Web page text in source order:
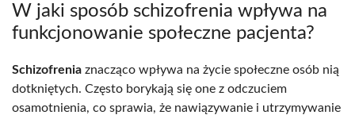
W jaki sposób schizofrenia wpływa na
funkcjonowanie społeczne pacjenta?
Schizofrenia znacząco wpływa na życie społeczne osób nią
dotkniętych. Często borykają się one z odczuciem
osamotnienia, co sprawia, że nawiązywanie i utrzymywanie